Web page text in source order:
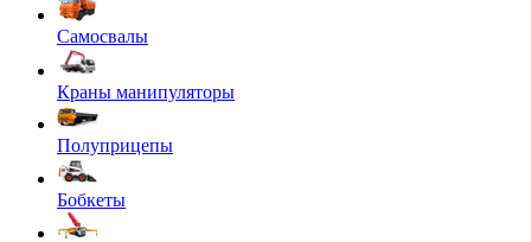
Самосвалы
Краны манипуляторы
Полуприцепы
Бобкеты